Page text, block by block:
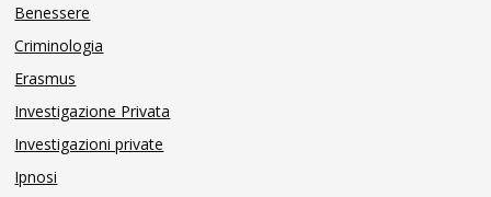
Benessere
Criminologia
Erasmus
Investigazione Privata
Investigazioni private
Ipnosi